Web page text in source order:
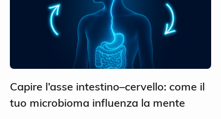
Capire l’asse intestino–cervello: come il
tuo microbioma influenza la mente